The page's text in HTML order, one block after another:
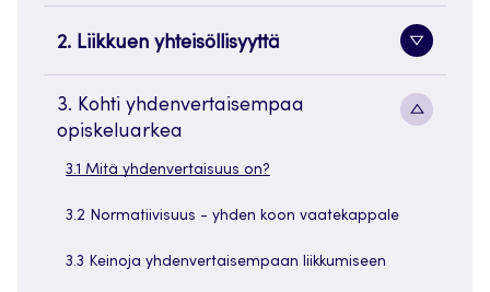
2. Liikkuen yhteisöllisyyttä
painike
3. Kohti yhdenvertaisempaa
opiskeluarkea
3.1 Mitä yhdenvertaisuus on?
3.2 Normatiivisuus - yhden koon vaatekappale
3.3 Keinoja yhdenvertaisempaan liikkumiseen